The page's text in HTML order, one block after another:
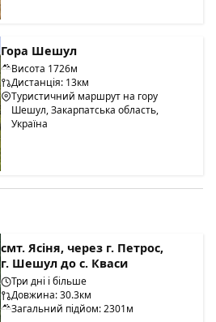
Гора Шешул
Висота 1726м
Дистанція: 13км
Туристичний маршрут на гору
Шешул, Закарпатська область,
Україна
смт. Ясіня, через г. Петрос,
г. Шешул до с. Кваси
Три дні і більше
Довжина: 30.3км
Загальний підйом: 2301м